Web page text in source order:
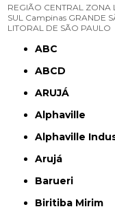
REGIÃO CENTRAL ZONA
SUL Campinas GRANDE
LITORAL DE SÃO PAULO
ABC
ABCD
ARUJÁ
Alphaville
Alphaville
Arujá
Barueri
Biritiba Mirim